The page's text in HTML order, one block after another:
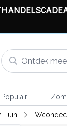
Populair
Tuin